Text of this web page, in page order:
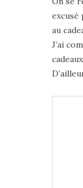
excusé
au
J’ai